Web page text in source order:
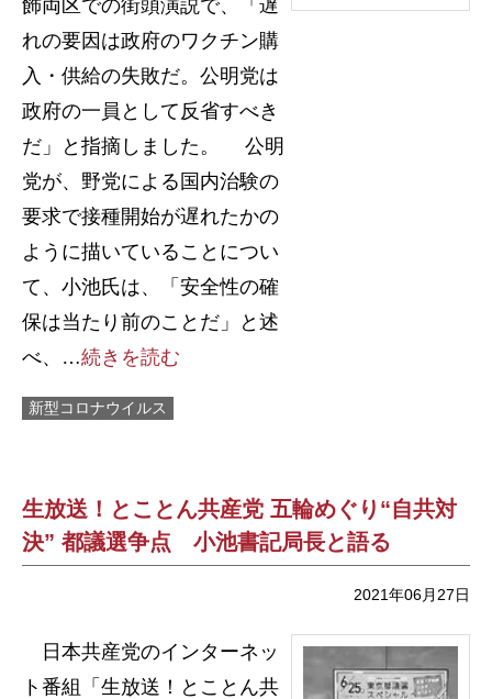
飾両区での街頭演説で、「遅
れの要因は政府のワクチン購
入・供給の失敗だ。公明党は
政府の一員として反省すべき
だ」と指摘しました。 公明
党が、野党による国内治験の
要求で接種開始が遅れたかの
ように描いていることについ
て、小池氏は、「安全性の確
保は当たり前のことだ」と述
べ、…続きを読む
新型コロナウイルス
生放送！とことん共産党 五輪めぐり“自共対
決” 都議選争点 小池書記局長と語る
2021年06月27日
日本共産党のインターネッ
ト番組「生放送！とことん共